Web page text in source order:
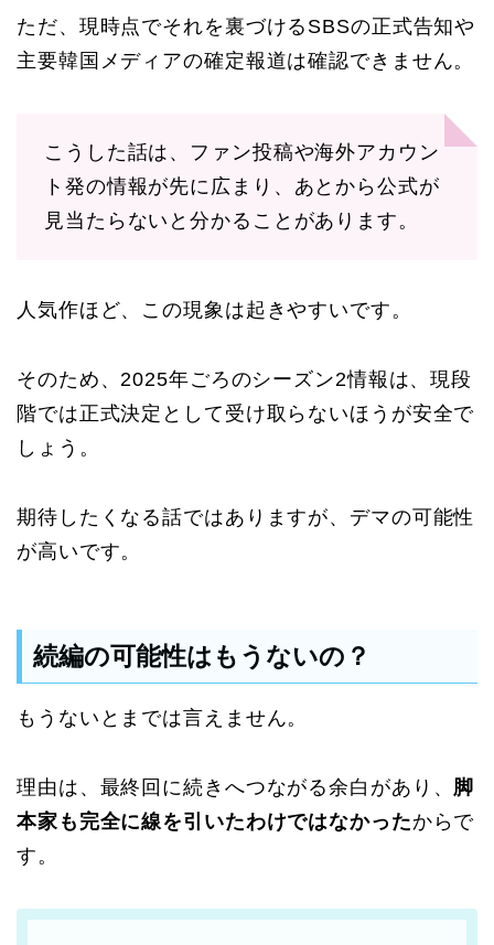
ただ、現時点でそれを裏づけるSBSの正式告知や
主要韓国メディアの確定報道は確認できません。
こうした話は、ファン投稿や海外アカウン
ト発の情報が先に広まり、あとから公式が
見当たらないと分かることがあります。
人気作ほど、この現象は起きやすいです。
そのため、2025年ごろのシーズン2情報は、現段
階では正式決定として受け取らないほうが安全で
しょう。
期待したくなる話ではありますが、デマの可能性
が高いです。
続編の可能性はもうないの？
もうないとまでは言えません。
理由は、最終回に続きへつながる余白があり、 脚
本家も完全に線を引いたわけではなかったからで
す。